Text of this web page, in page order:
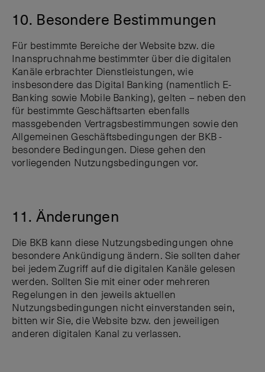
10. Besondere Bestimmungen
Für bestimmte Bereiche der Website bzw. die
Inanspruchnahme bestimmter über die digitalen
Kanäle erbrachter Dienstleistungen, wie
insbesondere das Digital Banking (namentlich E-
Banking sowie Mobile Banking), gelten – neben den
für bestimmte Geschäftsarten ebenfalls
massgebenden Vertragsbestimmungen sowie den
Allgemeinen Geschäftsbedingungen der BKB -
besondere Bedingungen. Diese gehen den
vorliegenden Nutzungsbedingungen vor.
11. Änderungen
Die BKB kann diese Nutzungsbedingungen ohne
besondere Ankündigung ändern. Sie sollten daher
bei jedem Zugriff auf die digitalen Kanäle gelesen
werden. Sollten Sie mit einer oder mehreren
Regelungen in den jeweils aktuellen
Nutzungsbedingungen nicht einverstanden sein,
bitten wir Sie, die Website bzw. den jeweiligen
anderen digitalen Kanal zu verlassen.